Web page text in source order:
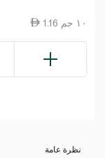
1.16 ١٠ جم
نظرة عامة